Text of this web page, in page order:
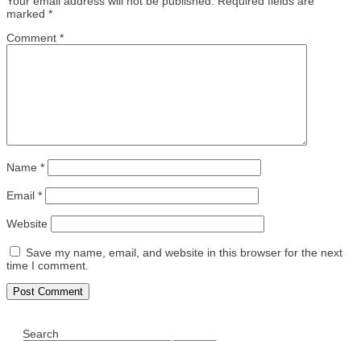
marked *
Comment *
Name *
Email *
Website
Save my name, email, and website in this browser for the next
time I comment.
Search